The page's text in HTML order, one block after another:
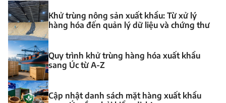
Khử trùng nông sản xuất khẩu: Từ xử lý
hàng hóa đến quản lý dữ liệu và chứng thư
Quy trình khử trùng hàng hóa xuất khẩu
sang Úc từ A-Z
Cập nhật danh sách mặt hàng xuất khẩu